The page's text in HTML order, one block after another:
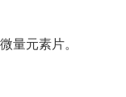
量元素片。